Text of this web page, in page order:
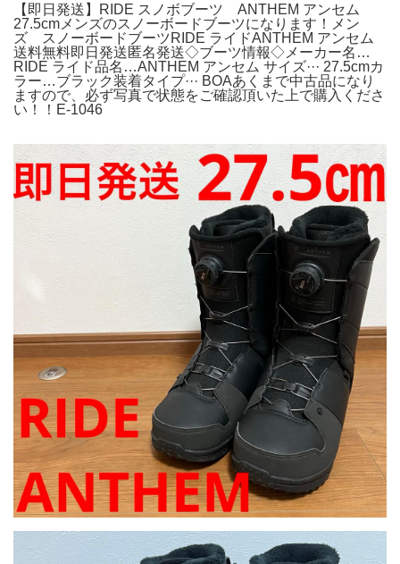
【即日発送】RIDE スノボブーツ ANTHEM アンセム
27.5cmメンズのスノーボードブーツになります！メン
ズ スノーボードブーツRIDE ライドANTHEM アンセム
送料無料即日発送匿名発送◇ブーツ情報◇メーカー名…
RIDE ライド品名…ANTHEM アンセム サイズ··· 27.5cmカ
ラー…ブラック装着タイプ··· BOAあくまで中古品になり
ますので、必ず写真で状態をご確認頂いた上で購入くださ
い！！E-1046